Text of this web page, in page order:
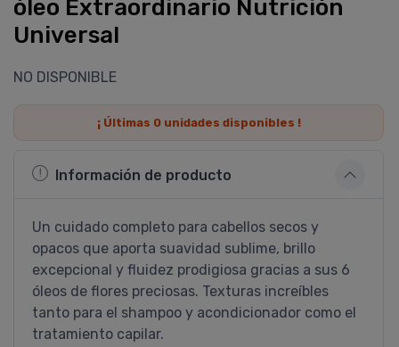
óleo Extraordinario Nutrición
Universal
NO DISPONIBLE
¡ Últimas 0unidades disponibles !
Información de producto
Un cuidado completo para cabellos secos y
opacos que aporta suavidad sublime, brillo
excepcional y fluidez prodigiosa gracias a sus 6
óleos de flores preciosas. Texturas increí­bles
tanto para el shampoo y acondicionador como el
tratamiento capilar.